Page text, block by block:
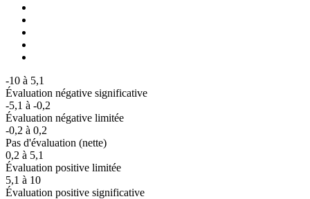
-10 à 5,1
Évaluation négative significative
-5,1 à -0,2
Évaluation négative limitée
-0,2 à 0,2
Pas d'évaluation (nette)
0,2 à 5,1
Évaluation positive limitée
5,1 à 10
Évaluation positive significative